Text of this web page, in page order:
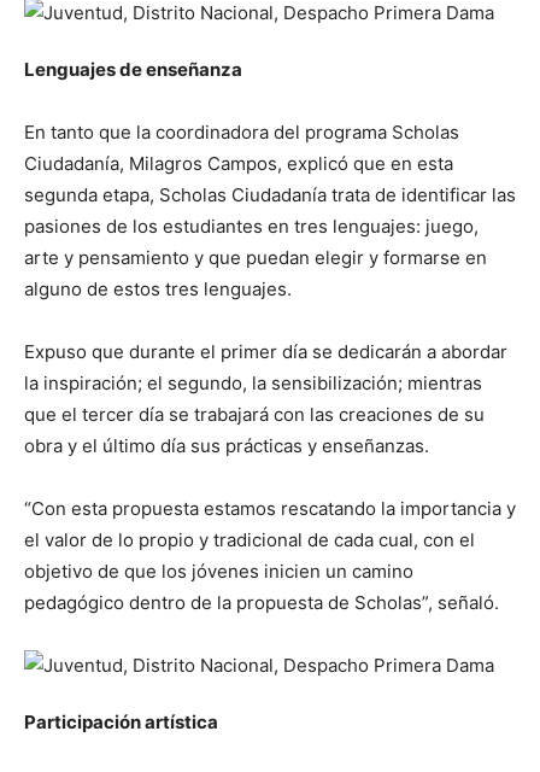
Lenguajes de enseñanza
En tanto que la coordinadora del programa Scholas
Ciudadanía, Milagros Campos, explicó que en esta
segunda etapa, Scholas Ciudadanía trata de identificar las
pasiones de los estudiantes en tres lenguajes: juego,
arte y pensamiento y que puedan elegir y formarse en
alguno de estos tres lenguajes.
Expuso que durante el primer día se dedicarán a abordar
la inspiración; el segundo, la sensibilización; mientras
que el tercer día se trabajará con las creaciones de su
obra y el último día sus prácticas y enseñanzas.
“Con esta propuesta estamos rescatando la importancia y
el valor de lo propio y tradicional de cada cual, con el
objetivo de que los jóvenes inicien un camino
pedagógico dentro de la propuesta de Scholas”, señaló.
Participación artística